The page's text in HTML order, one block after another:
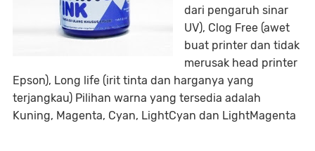
dari pengaruh sinar
UV), Clog Free (awet
buat printer dan tidak
merusak head printer
Epson), Long life (irit tinta dan harganya yang
terjangkau) Pilihan warna yang tersedia adalah
Kuning, Magenta, Cyan, LightCyan dan LightMagenta